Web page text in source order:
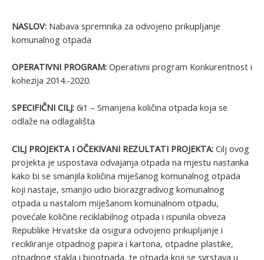
NASLOV: Nabava spremnika za odvojeno prikupljanje
komunalnog otpada
OPERATIVNI PROGRAM: Operativni program Konkurentnost i
kohezija 2014.-2020.
SPECIFIČNI CILJ: 6i1 – Smanjena količina otpada koja se
odlaže na odlagališta
CILJ PROJEKTA I OČEKIVANI REZULTATI PROJEKTA: Cilj ovog
projekta je uspostava odvajanja otpada na mjestu nastanka
kako bi se smanjila količina miješanog komunalnog otpada
koji nastaje, smanjio udio biorazgradivog komunalnog
otpada u nastalom miješanom komunalnom otpadu,
povećale količine reciklabilnog otpada i ispunila obveza
Republike Hrvatske da osigura odvojeno prikupljanje i
recikliranje otpadnog papira i kartona, otpadne plastike,
otpadnog stakla i biootpada, te otpada koji se svrstava u